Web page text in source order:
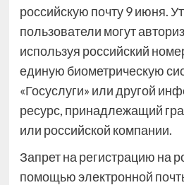
российскую почту 9 июня.
пользователи могут
используя российский
единую биометрическую
«Госуслуги» или другой
ресурс, принадлежащий
или российской компании.
Запрет на регистрацию на
помощью электронной